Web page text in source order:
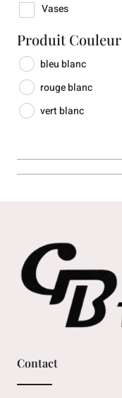
Vases
Produit Couleur
bleu blanc
rouge blanc
vert blanc
Contact